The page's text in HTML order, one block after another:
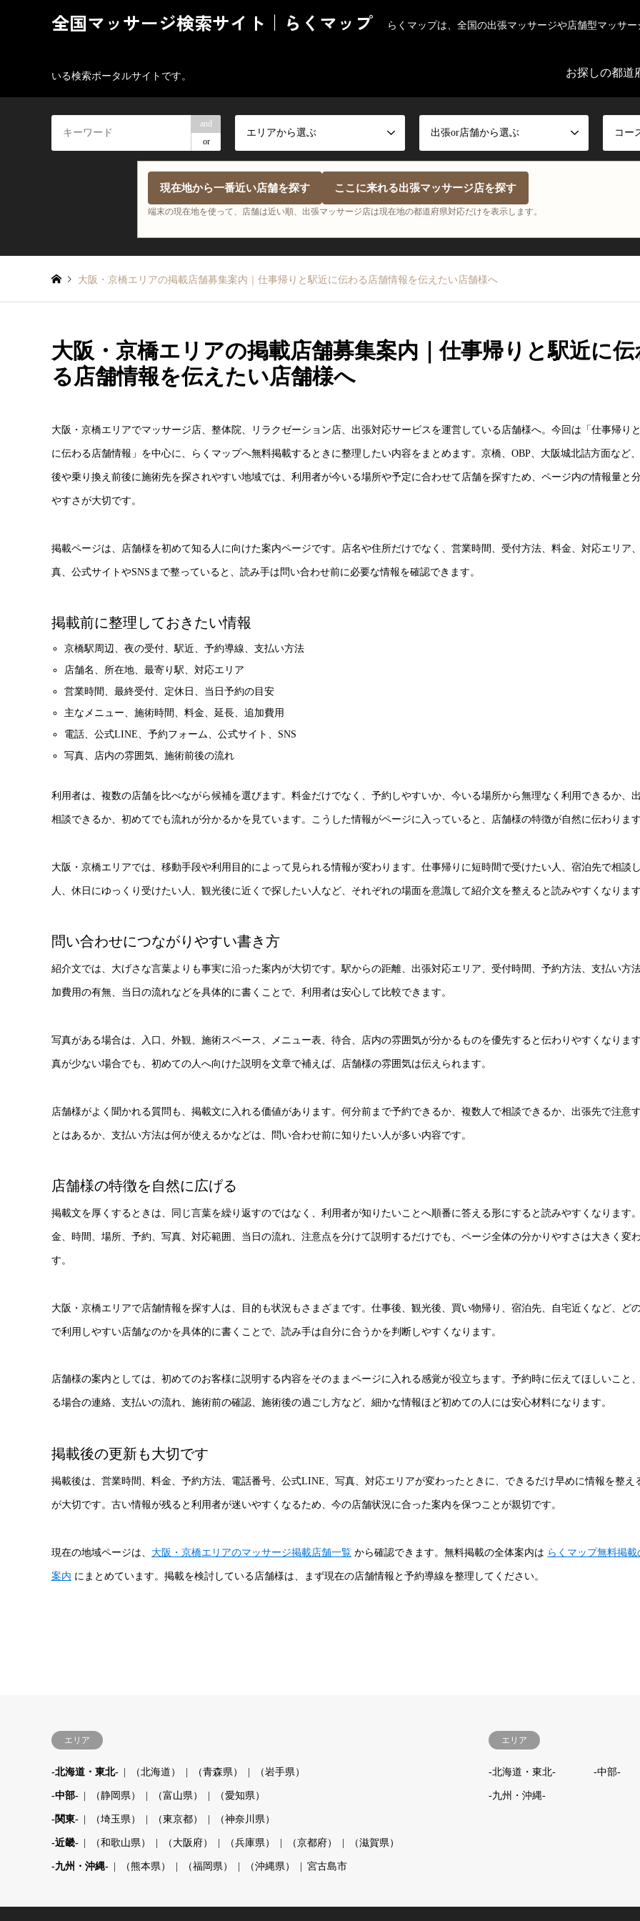
全国マッサージ検索サイト｜らくマップ らくマップは、全国の出張マッサージや店舗型マッサ
いる検索ポータルサイトです。 お探しの都道
and
or
エリアから選ぶ 出張or店舗から選ぶ コー
現在地から一番近い店舗を探す ここに来れる出張マッサージ店を探す
端末の現在地を使って、店舗は近い順、出張マッサージ店は現在地の都道府県対応だけを表示します。
大阪・京橋エリアの掲載店舗募集案内｜仕事帰りと駅近に伝わる店舗情報を伝えたい店舗様へ
大阪・京橋エリアの掲載店舗募集案内｜仕事帰りと駅近に伝
る店舗情報を伝えたい店舗様へ
大阪・京橋エリアでマッサージ店、整体院、リラクゼーション店、出張対応サービスを運営している店舗様へ。今回は「仕事帰り
に伝わる店舗情報」を中心に、らくマップへ無料掲載するときに整理したい内容をまとめます。京橋、OBP、大阪城北詰方面など
後や乗り換え前後に施術先を探されやすい地域では、利用者が今いる場所や予定に合わせて店舗を探すため、ページ内の情報量と
やすさが大切です。
掲載ページは、店舗様を初めて知る人に向けた案内ページです。店名や住所だけでなく、営業時間、受付方法、料金、対応エリア
真、公式サイトやSNSまで整っていると、読み手は問い合わせ前に必要な情報を確認できます。
掲載前に整理しておきたい情報
京橋駅周辺、夜の受付、駅近、予約導線、支払い方法
店舗名、所在地、最寄り駅、対応エリア
営業時間、最終受付、定休日、当日予約の目安
主なメニュー、施術時間、料金、延長、追加費用
電話、公式LINE、予約フォーム、公式サイト、SNS
写真、店内の雰囲気、施術前後の流れ
利用者は、複数の店舗を比べながら候補を選びます。料金だけでなく、予約しやすいか、今いる場所から無理なく利用できるか、
相談できるか、初めてでも流れが分かるかを見ています。こうした情報がページに入っていると、店舗様の特徴が自然に伝わります
大阪・京橋エリアでは、移動手段や利用目的によって見られる情報が変わります。仕事帰りに短時間で受けたい人、宿泊先で相談
人、休日にゆっくり受けたい人、観光後に近くで探したい人など、それぞれの場面を意識して紹介文を整えると読みやすくなります
問い合わせにつながりやすい書き方
紹介文では、大げさな言葉よりも事実に沿った案内が大切です。駅からの距離、出張対応エリア、受付時間、予約方法、支払い方
加費用の有無、当日の流れなどを具体的に書くことで、利用者は安心して比較できます。
写真がある場合は、入口、外観、施術スペース、メニュー表、待合、店内の雰囲気が分かるものを優先すると伝わりやすくなりま
真が少ない場合でも、初めての人へ向けた説明を文章で補えば、店舗様の雰囲気は伝えられます。
店舗様がよく聞かれる質問も、掲載文に入れる価値があります。何分前まで予約できるか、複数人で相談できるか、出張先で注意
とはあるか、支払い方法は何が使えるかなどは、問い合わせ前に知りたい人が多い内容です。
店舗様の特徴を自然に広げる
掲載文を厚くするときは、同じ言葉を繰り返すのではなく、利用者が知りたいことへ順番に答える形にすると読みやすくなります
金、時間、場所、予約、写真、対応範囲、当日の流れ、注意点を分けて説明するだけでも、ページ全体の分かりやすさは大きく変
す。
大阪・京橋エリアで店舗情報を探す人は、目的も状況もさまざまです。仕事後、観光後、買い物帰り、宿泊先、自宅近くなど、ど
で利用しやすい店舗なのかを具体的に書くことで、読み手は自分に合うかを判断しやすくなります。
店舗様の案内としては、初めてのお客様に説明する内容をそのままページに入れる感覚が役立ちます。予約時に伝えてほしいこと
る場合の連絡、支払いの流れ、施術前の確認、施術後の過ごし方など、細かな情報ほど初めての人には安心材料になります。
掲載後の更新も大切です
掲載後は、営業時間、料金、予約方法、電話番号、公式LINE、写真、対応エリアが変わったときに、できるだけ早めに情報を整え
が大切です。古い情報が残ると利用者が迷いやすくなるため、今の店舗状況に合った案内を保つことが親切です。
現在の地域ページは、 大阪・京橋エリアのマッサージ掲載店舗一覧 から確認できます。無料掲載の全体案内は らくマップ無料掲載
案内 にまとめています。掲載を検討している店舗様は、まず現在の店舗情報と予約導線を整理してください。
エリア
-北海道・東北- （北海道） （青森県） （岩手県）
-中部- （静岡県） （富山県） （愛知県）
-関東- （埼玉県） （東京都） （神奈川県）
-近畿- （和歌山県） （大阪府） （兵庫県） （京都府） （滋賀県）
-九州・沖縄- （熊本県） （福岡県） （沖縄県） 宮古島市
エリア
-北海道・東北- -中部-
-九州・沖縄-